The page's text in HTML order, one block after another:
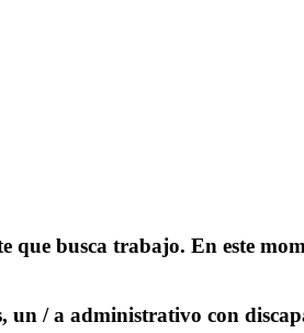
busca trabajo. En este
un / a administrativo con